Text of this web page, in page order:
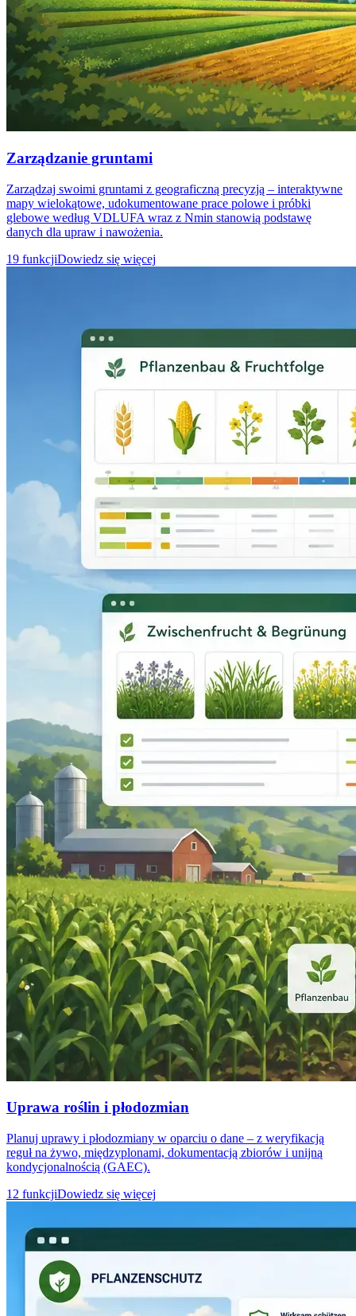
Zarządzanie gruntami
Zarządzaj swoimi gruntami z geograficzną precyzją – interaktywne
mapy wielokątowe, udokumentowane prace polowe i próbki
glebowe według VDLUFA wraz z Nmin stanowią podstawę
danych dla upraw i nawożenia.
19 funkcjiDowiedz się więcej
Uprawa roślin i płodozmian
Planuj uprawy i płodozmiany w oparciu o dane – z weryfikacją
reguł na żywo, międzyplonami, dokumentacją zbiorów i unijną
kondycjonalnością (GAEC).
12 funkcjiDowiedz się więcej